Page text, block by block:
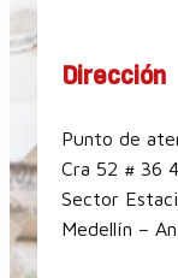
Dirección
Punto de
Cra 52 # 36
Sector
Medellín –